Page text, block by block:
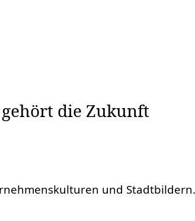
die Zukunft
und Stadtbildern.